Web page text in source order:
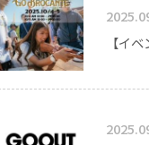
キャンドル・ホルダーセッ
ALL
【イ